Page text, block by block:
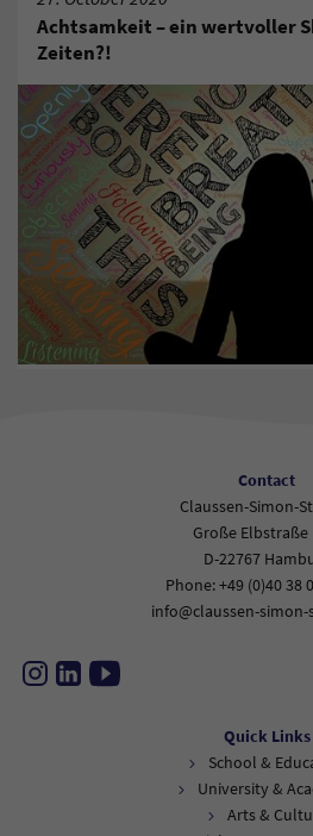
Achtsamkeit – ein wertvoller
Zeiten?!
Contact
Claussen-Simon-
Große Elbstraße
D-22767
Phone: +49 (0)40 38
info@claussen-
Quick Links
School &
University &
Arts &